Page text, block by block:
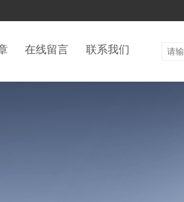
在线留言 联系我们